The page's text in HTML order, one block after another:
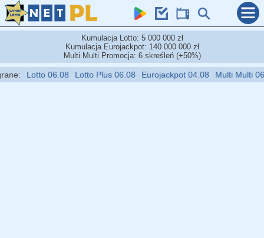
Kumulacja Lotto: 5 000 000 zł
Kumulacja Eurojackpot: 140 000 000 zł
Multi Multi Promocja: 6 skreśleń (+50%)
Lotto 06.08 Lotto Plus 06.08 Eurojackpot 04.08 Multi Multi 06.08